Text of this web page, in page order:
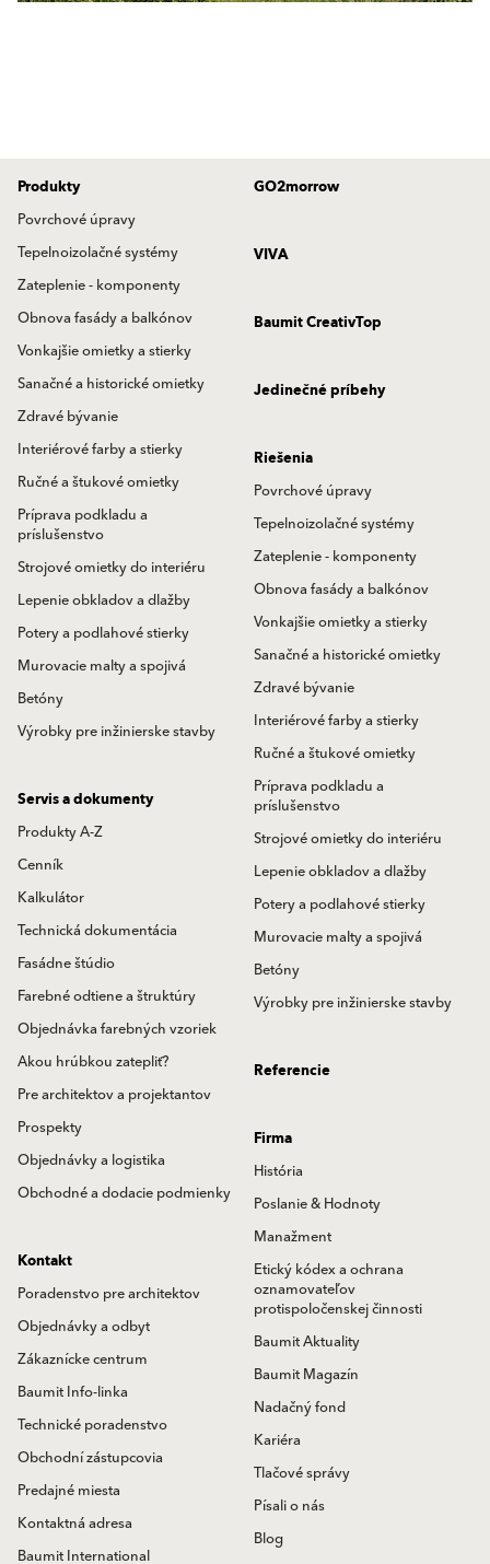
Produkty
Povrchové úpravy
Tepelnoizolačné systémy
Zateplenie - komponenty
Obnova fasády a balkónov
Vonkajšie omietky a stierky
Sanačné a historické omietky
Zdravé bývanie
Interiérové farby a stierky
Ručné a štukové omietky
Príprava podkladu a
príslušenstvo
Strojové omietky do interiéru
Lepenie obkladov a dlažby
Potery a podlahové stierky
Murovacie malty a spojivá
Betóny
Výrobky pre inžinierske stavby
GO2morrow
VIVA
Baumit CreativTop
Jedinečné príbehy
Riešenia
Povrchové úpravy
Tepelnoizolačné systémy
Zateplenie - komponenty
Obnova fasády a balkónov
Vonkajšie omietky a stierky
Sanačné a historické omietky
Zdravé bývanie
Interiérové farby a stierky
Ručné a štukové omietky
Príprava podkladu a
príslušenstvo
Strojové omietky do interiéru
Lepenie obkladov a dlažby
Potery a podlahové stierky
Murovacie malty a spojivá
Betóny
Výrobky pre inžinierske stavby
Servis a dokumenty
Produkty A-Z
Cenník
Kalkulátor
Technická dokumentácia
Fasádne štúdio
Farebné odtiene a štruktúry
Objednávka farebných vzoriek
Akou hrúbkou zatepliť?
Pre architektov a projektantov
Prospekty
Objednávky a logistika
Obchodné a dodacie podmienky
Referencie
Firma
História
Poslanie & Hodnoty
Manažment
Etický kódex a ochrana
oznamovateľov
protispoločenskej činnosti
Baumit Aktuality
Baumit Magazín
Nadačný fond
Kariéra
Tlačové správy
Písali o nás
Blog
Kontakt
Poradenstvo pre architektov
Objednávky a odbyt
Zákaznícke centrum
Baumit Info-linka
Technické poradenstvo
Obchodní zástupcovia
Predajné miesta
Kontaktná adresa
Baumit International